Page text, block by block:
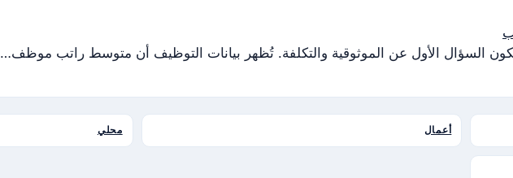
السؤال الأول عن الموثوقية والتكلفة. تُظهر بيانات التوظيف أن متوسط راتب موظف…
أعمال محلي